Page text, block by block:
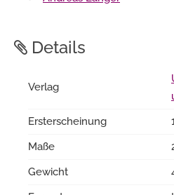
Details
Verlag
Ersterscheinung
Maße
Gewicht